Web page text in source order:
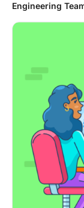
Engineering